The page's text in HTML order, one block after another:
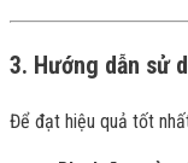
3. Hướng dẫn sử
Để đạt hiệu quả tốt